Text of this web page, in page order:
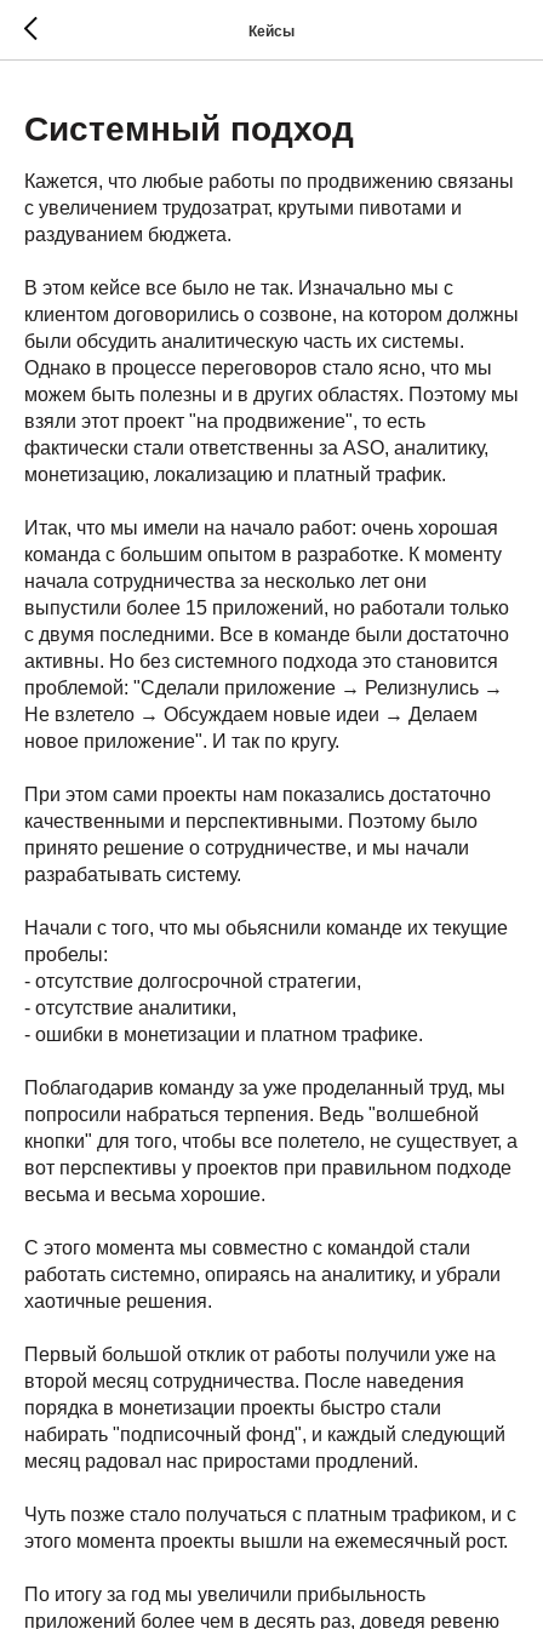
Кейсы
Системный подход
Кажется, что любые работы по продвижению связаны
с увеличением трудозатрат, крутыми пивотами и
раздуванием бюджета.
В этом кейсе все было не так. Изначально мы с
клиентом договорились о созвоне, на котором должны
были обсудить аналитическую часть их системы.
Однако в процессе переговоров стало ясно, что мы
можем быть полезны и в других областях. Поэтому мы
взяли этот проект "на продвижение", то есть
фактически стали ответственны за ASO, аналитику,
монетизацию, локализацию и платный трафик.
Итак, что мы имели на начало работ: очень хорошая
команда с большим опытом в разработке. К моменту
начала сотрудничества за несколько лет они
выпустили более 15 приложений, но работали только
с двумя последними. Все в команде были достаточно
активны. Но без системного подхода это становится
проблемой: "Сделали приложение → Релизнулись →
Не взлетело → Обсуждаем новые идеи → Делаем
новое приложение". И так по кругу.
При этом сами проекты нам показались достаточно
качественными и перспективными. Поэтому было
принято решение о сотрудничестве, и мы начали
разрабатывать систему.
Начали с того, что мы обьяснили команде их текущие
пробелы:
- отсутствие долгосрочной стратегии,
- отсутствие аналитики,
- ошибки в монетизации и платном трафике.
Поблагодарив команду за уже проделанный труд, мы
попросили набраться терпения. Ведь "волшебной
кнопки" для того, чтобы все полетело, не существует, а
вот перспективы у проектов при правильном подходе
весьма и весьма хорошие.
С этого момента мы совместно с командой стали
работать системно, опираясь на аналитику, и убрали
хаотичные решения.
Первый большой отклик от работы получили уже на
второй месяц сотрудничества. После наведения
порядка в монетизации проекты быстро стали
набирать "подписочный фонд", и каждый следующий
месяц радовал нас приростами продлений.
Чуть позже стало получаться с платным трафиком, и с
этого момента проекты вышли на ежемесячный рост.
По итогу за год мы увеличили прибыльность
приложений более чем в десять раз, доведя ревеню